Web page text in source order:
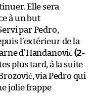
Elle sera
à un but
par Pedro,
l’extérieur de la
d’Handanović (2-
plus tard, à la suite
via Pedro qui
jolie frappe